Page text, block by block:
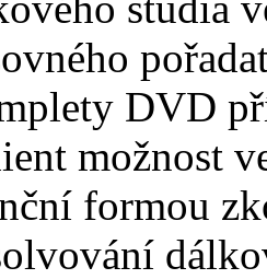
DVD
možnost
formou